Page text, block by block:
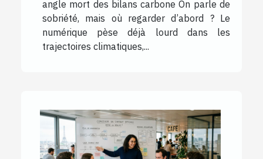
angle mort des bilans carbone On parle de
sobriété, mais où regarder d’abord ? Le
numérique pèse déjà lourd dans les
trajectoires climatiques,...